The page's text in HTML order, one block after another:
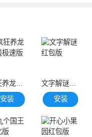
疯狂养龙赚钱极速版
安装
文字解谜红包版
安装